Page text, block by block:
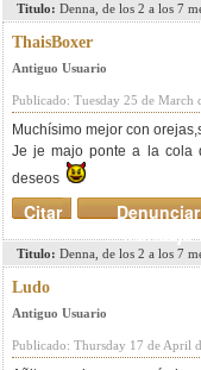
Titulo: Denna, de los 2 a los 7
ThaisBoxer
Antiguo Usuario
Publicado: Tuesday 25 de March
Muchísimo mejor con
Je je majo ponte a la cola
deseos
Denunciar
mensaje
Citar
Titulo: Denna, de los 2 a los 7
Ludo
Antiguo Usuario
Publicado: Thursday 17 de April